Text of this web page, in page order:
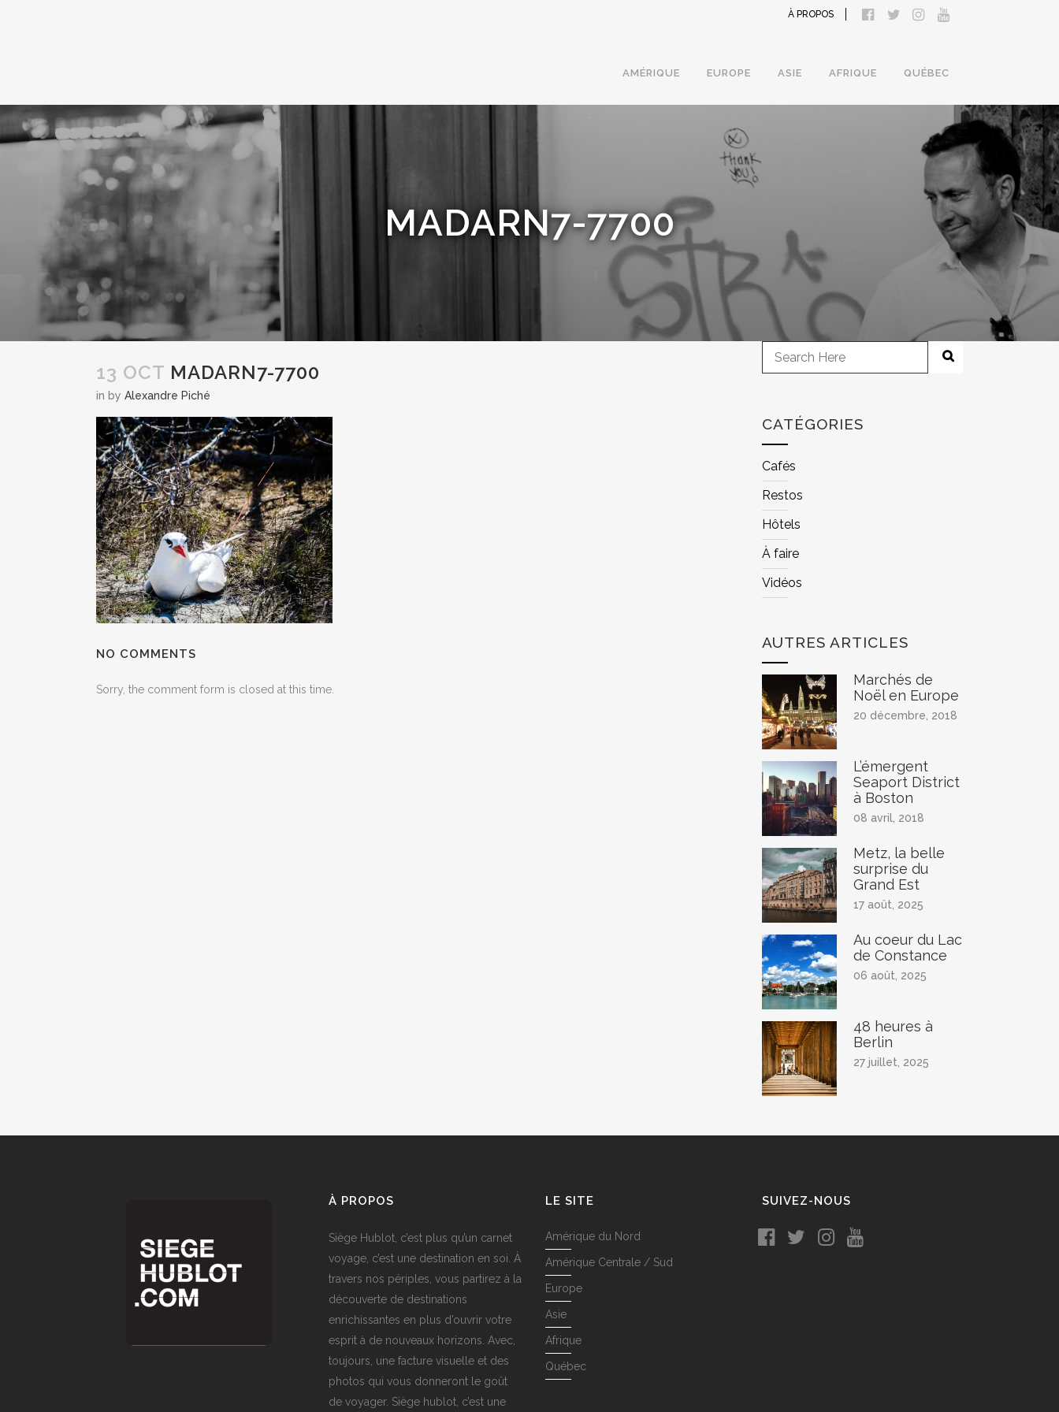
À PROPOS
AMÉRIQUE EUROPE ASIE AFRIQUE QUÉBEC
MADARN7-7700
13 OCT MADARN7-7700
in by Alexandre Piché
NO COMMENTS
Sorry, the comment form is closed at this time.
CATÉGORIES
Cafés
Restos
Hôtels
À faire
Vidéos
AUTRES ARTICLES
Marchés de
Noël en Europe
20 décembre, 2018
L’émergent
Seaport District
à Boston
08 avril, 2018
Metz, la belle
surprise du
Grand Est
17 août, 2025
Au coeur du Lac
de Constance
06 août, 2025
48 heures à
Berlin
27 juillet, 2025
À PROPOS
Siège Hublot, c’est plus qu’un carnet
voyage, c’est une destination en soi. À
travers nos périples, vous partirez à la
découverte de destinations
enrichissantes en plus d’ouvrir votre
esprit à de nouveaux horizons. Avec,
toujours, une facture visuelle et des
photos qui vous donneront le goût
de voyager. Siège hublot, c’est une
LE SITE
Amérique du Nord
Amérique Centrale / Sud
Europe
Asie
Afrique
Québec
SUIVEZ-NOUS